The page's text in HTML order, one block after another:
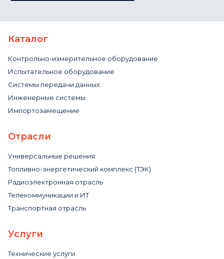
Каталог
Контрольно-измерительное оборудование
Испытательное оборудование
Системы передачи данных
Инженерные системы
Импортозамещение
Отрасли
Универсальные решения
Топливно-энергетический комплекс (ТЭК)
Радиоэлектронная отрасль
Телекоммуникации и ИТ
Транспортная отрасль
Услуги
Технические услуги